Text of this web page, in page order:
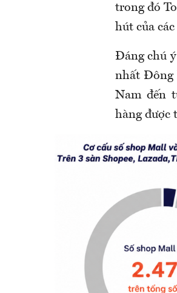
trong đó
hút của
Đáng chú
nhất Đông
Nam đến
hàng được